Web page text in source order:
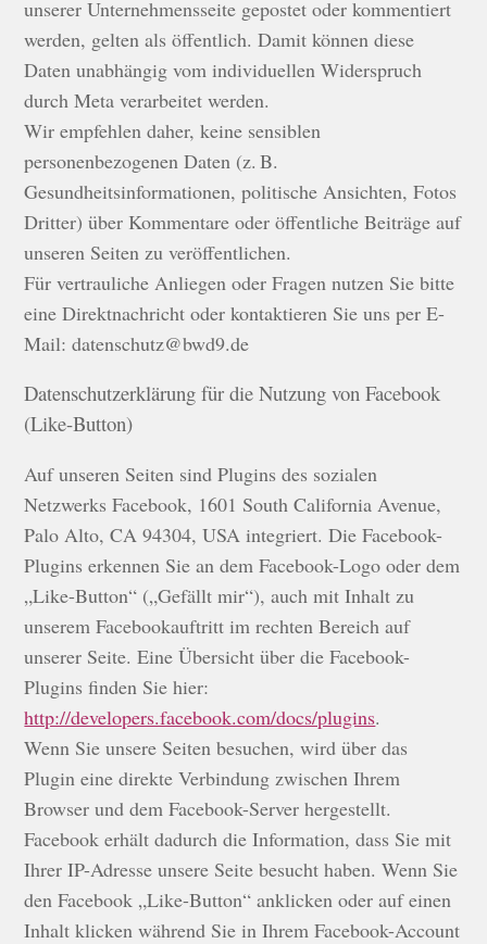
unserer Unternehmensseite gepostet oder kommentiert
werden, gelten als öffentlich. Damit können diese
Daten unabhängig vom individuellen Widerspruch
durch Meta verarbeitet werden.
Wir empfehlen daher, keine sensiblen
personenbezogenen Daten (z. B.
Gesundheitsinformationen, politische Ansichten, Fotos
Dritter) über Kommentare oder öffentliche Beiträge auf
unseren Seiten zu veröffentlichen.
Für vertrauliche Anliegen oder Fragen nutzen Sie bitte
eine Direktnachricht oder kontaktieren Sie uns per E-
Mail: datenschutz@bwd9.de
Datenschutzerklärung für die Nutzung von Facebook
(Like-Button)
Auf unseren Seiten sind Plugins des sozialen
Netzwerks Facebook, 1601 South California Avenue,
Palo Alto, CA 94304, USA integriert. Die Facebook-
Plugins erkennen Sie an dem Facebook-Logo oder dem
„Like-Button“ („Gefällt mir“), auch mit Inhalt zu
unserem Facebookauftritt im rechten Bereich auf
unserer Seite. Eine Übersicht über die Facebook-
Plugins finden Sie hier:
http://developers.facebook.com/docs/plugins.
Wenn Sie unsere Seiten besuchen, wird über das
Plugin eine direkte Verbindung zwischen Ihrem
Browser und dem Facebook-Server hergestellt.
Facebook erhält dadurch die Information, dass Sie mit
Ihrer IP-Adresse unsere Seite besucht haben. Wenn Sie
den Facebook „Like-Button“ anklicken oder auf einen
Inhalt klicken während Sie in Ihrem Facebook-Account